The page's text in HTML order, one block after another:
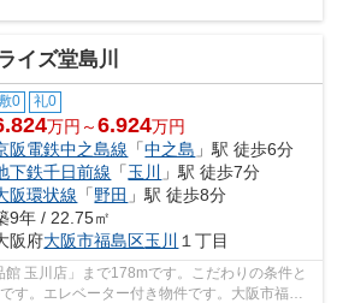
イズ堂島川
0 礼0
万円～6.924万円
阪電鉄中之島線 「中之島 」駅 徒歩6分
下鉄千日前線 「玉川
」駅 徒歩7分
阪環状線 「野田 」駅 徒歩8分
9年 / 22.75㎡
阪府大阪市福島区玉川 １丁目
玉川店」まで178mです。こだわりの条件と
す。エレベーター付き物件です。大阪市福島